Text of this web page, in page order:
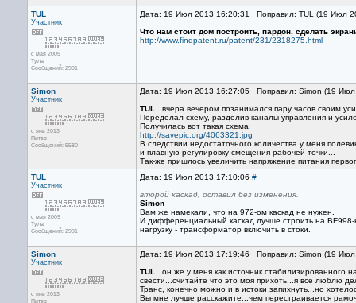
TUL
Участник
с мая 2009
Тула
Сообщений: 2991
Дата: 19 Июл 2013 16:20:31 · Поправил: TUL (19 Июл
Что нам стоит дом построить, пардон, сделать
http://www.findpatent.ru/patent/231/2318275.html
Simon
Участник
с янв 2013
Питер
Сообщений: 5580
Дата: 19 Июл 2013 16:27:05 · Поправил: Simon (19
TUL ...вчера вечером позанимался пару часов своим
Переделал схему, разделив каналы управления и
Получилась вот такая схема:
http://savepic.org/4063321.jpg
В следствии недостаточного количества у меня
и плавную регулировку смещения рабочей точки...
Так-же пришлось увеличить напряжение питания
TUL
Участник
с мая 2009
Тула
Сообщений: 2991
Дата: 19 Июл 2013 17:10:06 #
второй каскад, оставил без изменения.
Simon
Вам же намекали, что на 972-ом каскад не нужен.
И дифференциальный каскад лучше строить на
нагрузку - трансформатор включить в стоки.
Simon
Участник
с янв 2013
Питер
Дата: 19 Июл 2013 17:19:46 · Поправил: Simon (19
TUL ...он же у меня как источник стабилизированного
свести...считайте что это моя прихоть...я всё люблю
Транс, конечно можно и в истоки запихнуть...но
Вы мне лучше расскажите...чем перестраивается